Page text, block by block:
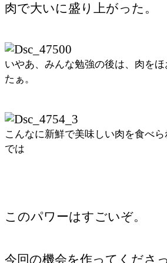
肉で大いに盛り上がった。
いやあ、みんな勉強の後は、肉を
たぁ。
こんなに新鮮で美味しい肉を食べ
では
このパワーはすごいぞ。
今回の機会を作ってくださ